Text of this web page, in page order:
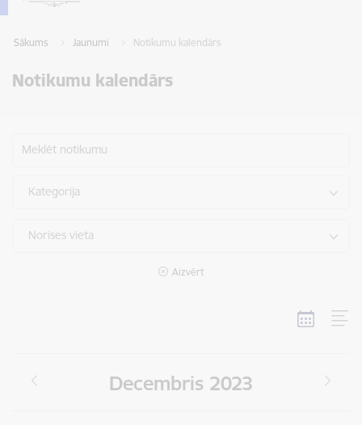
Sākums Jaunumi Notikumu kalendārs
Notikumu kalendārs
Meklēt notikumu
Kategorija
Norises vieta
Aizvērt
Decembris 2023